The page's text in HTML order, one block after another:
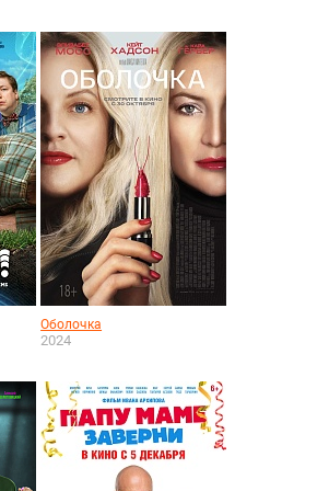
Оболочка
2024